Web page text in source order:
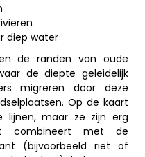
diep water
de randen van oude
de diepte geleidelijk
migreren door deze
Op de kaart
lijnen, maar ze zijn erg
combineert met de
(bijvoorbeeld riet of